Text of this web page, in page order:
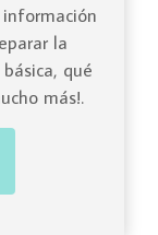
la
qué
más!.